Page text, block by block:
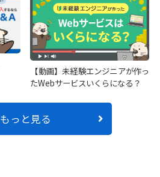
【動画】未経験エンジニアが作っ
たWebサービスいくらになる？
もっと見る